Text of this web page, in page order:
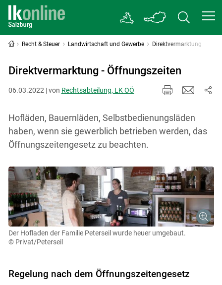
Recht & Steuer Landwirtschaft und Gewerbe Direktvermarktung
Direktvermarktung - Öffnungszeiten
06.03.2022 | von Rechtsabteilung, LK OÖ
Hofläden, Bauernläden, Selbstbedienungsläden
haben, wenn sie gewerblich betrieben werden, das
Öffnungszeitengesetz zu beachten.
Der Hofladen der Familie Peterseil wurde heuer umgebaut.
© Privat/Peterseil
Regelung nach dem Öffnungszeitengesetz